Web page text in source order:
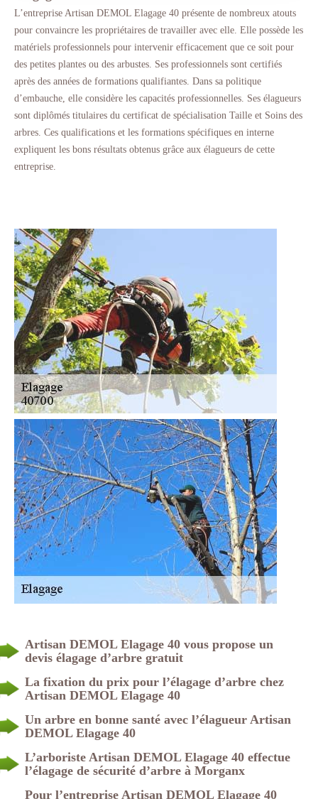
L’entreprise Artisan DEMOL Elagage 40 présente de nombreux atouts
pour convaincre les propriétaires de travailler avec elle. Elle possède les
matériels professionnels pour intervenir efficacement que ce soit pour
des petites plantes ou des arbustes. Ses professionnels sont certifiés
après des années de formations qualifiantes. Dans sa politique
d’embauche, elle considère les capacités professionnelles. Ses élagueurs
sont diplômés titulaires du certificat de spécialisation Taille et Soins des
arbres. Ces qualifications et les formations spécifiques en interne
expliquent les bons résultats obtenus grâce aux élagueurs de cette
entreprise.
Artisan DEMOL Elagage 40 vous propose un
devis élagage d’arbre gratuit
La fixation du prix pour l’élagage d’arbre chez
Artisan DEMOL Elagage 40
Un arbre en bonne santé avec l’élagueur Artisan
DEMOL Elagage 40
L’arboriste Artisan DEMOL Elagage 40 effectue
l’élagage de sécurité d’arbre à Morganx
Pour l’entreprise Artisan DEMOL Elagage 40